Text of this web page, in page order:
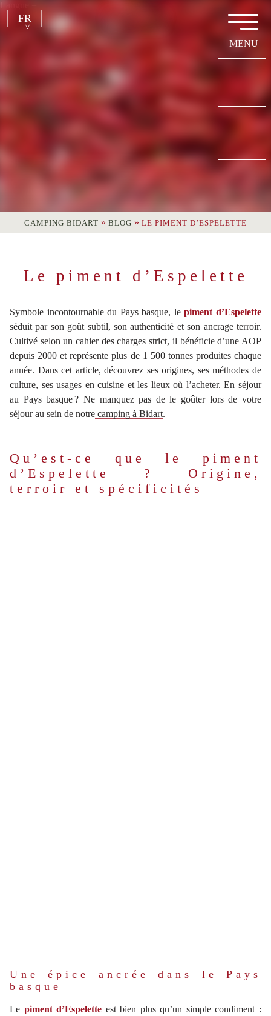
FR
Langue =
CAMPING BIDART » BLOG » LE PIMENT D’ESPELETTE
Le piment d’Espelette
Symbole incontournable du Pays basque, lepiment d’Espelette
séduit par son goût subtil, son authenticité et son ancrage terroir.
Cultivé selon un cahier des charges strict, il bénéficie d’une AOP
depuis 2000 et représente plus de 1 500 tonnes produites chaque
année. Dans cet article, découvrez ses origines, ses méthodes de
culture, ses usages en cuisine et les lieux où l’acheter. En séjour
au Pays basque ? Ne manquez pas de le goûter lors de votre
séjour au sein de notre camping à Bidart.
Qu’est-ce que le piment
d’Espelette ? Origine,
terroir et spécificités
Une épice ancrée dans le Pays
basque
Le piment d’Espelette est bien plus qu’un simple condiment :